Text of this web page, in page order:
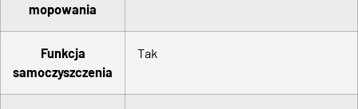
mopowania
Funkcja
samoczyszczenia
Tak